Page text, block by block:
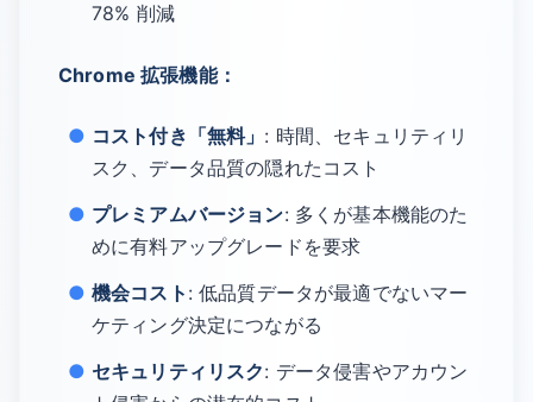
78% 削減
Chrome 拡張機能：
コスト付き「無料」 : 時間、セキュリティリ
スク、データ品質の隠れたコスト
プレミアムバージョン: 多くが基本機能のた
めに有料アップグレードを要求
機会コスト : 低品質データが最適でないマー
ケティング決定につながる
セキュリティリスク: データ侵害やアカウン